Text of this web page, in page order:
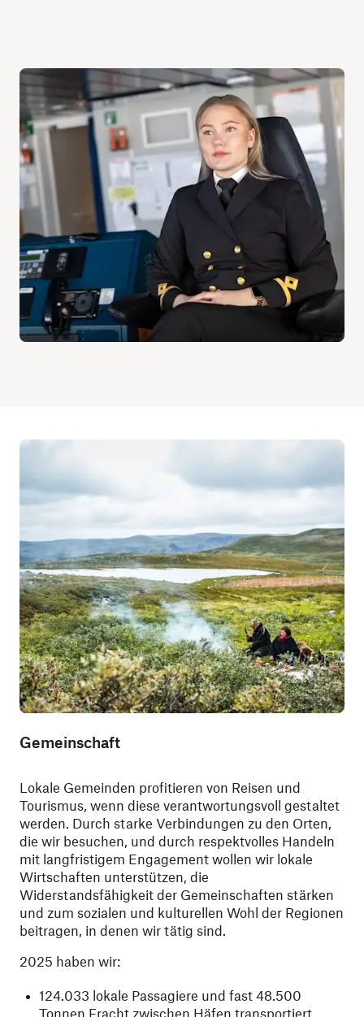
Gemeinschaft
Lokale Gemeinden profitieren von Reisen und
Tourismus, wenn diese verantwortungsvoll gestaltet
werden. Durch starke Verbindungen zu den Orten,
die wir besuchen, und durch respektvolles Handeln
mit langfristigem Engagement wollen wir lokale
Wirtschaften unterstützen, die
Widerstandsfähigkeit der Gemeinschaften stärken
und zum sozialen und kulturellen Wohl der Regionen
beitragen, in denen wir tätig sind.
2025 haben wir:
124.033 lokale Passagiere und fast 48.500
Tonnen Fracht zwischen Häfen transportiert